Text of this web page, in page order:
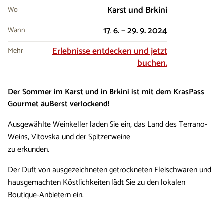
Wo Karst und Brkini
Wann 17. 6. – 29. 9. 2024
Mehr
Erlebnisse entdecken und jetzt
buchen.
Der Sommer im Karst und in Brkini ist mit dem KrasPass
Gourmet äußerst verlockend!
Ausgewählte Weinkeller laden Sie ein, das Land des Terrano-
Weins, Vitovska und der Spitzenweine
zu erkunden.
Der Duft von ausgezeichneten getrockneten Fleischwaren und
hausgemachten Köstlichkeiten lädt Sie zu den lokalen
Boutique-Anbietern ein.